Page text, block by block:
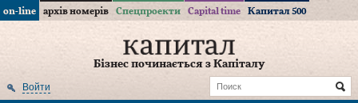
on-line архів номерів Спецпроекти Capital time Капитал 500
Бізнес починається з Капіталу
Войти